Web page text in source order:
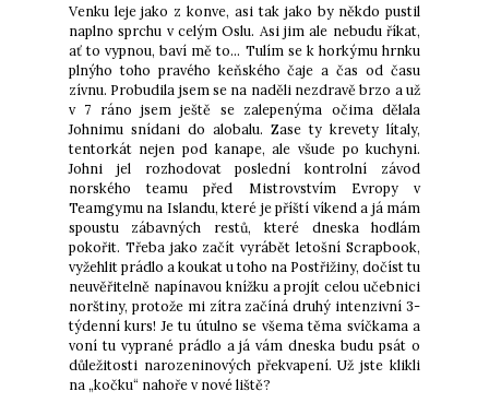
Venku leje jako z konve, asi tak jako by někdo pustil
naplno sprchu v celým Oslu. Asi jim ale nebudu říkat,
ať to vypnou, baví mě to… Tulím se k horkýmu hrnku
plnýho toho pravého keňského čaje a čas od času
zívnu. Probudila jsem se na naděli nezdravě brzo a už
v 7 ráno jsem ještě se zalepenýma očima dělala
Johnimu snídani do alobalu. Zase ty krevety lítaly,
tentorkát nejen pod kanape, ale všude po kuchyni.
Johni jel rozhodovat poslední kontrolní závod
norského teamu před Mistrovstvím Evropy v
Teamgymu na Islandu, které je příští víkend a já mám
spoustu zábavných restů, které dneska hodlám
pokořit. Třeba jako začít vyrábět letošní Scrapbook,
vyžehlit prádlo a koukat u toho na Postřižiny, dočíst tu
neuvěřitelně napínavou knížku a projít celou učebnici
norštiny, protože mi zítra začíná druhý intenzivní 3-
týdenní kurs! Je tu útulno se všema těma svíčkama a
voní tu vyprané prádlo a já vám dneska budu psát o
důležitosti narozeninových překvapení. Už jste klikli
na „kočku“ nahoře v nové liště?